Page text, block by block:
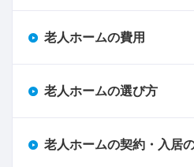
老人ホームの費用
老人ホームの選び方
老人ホームの契約・入居